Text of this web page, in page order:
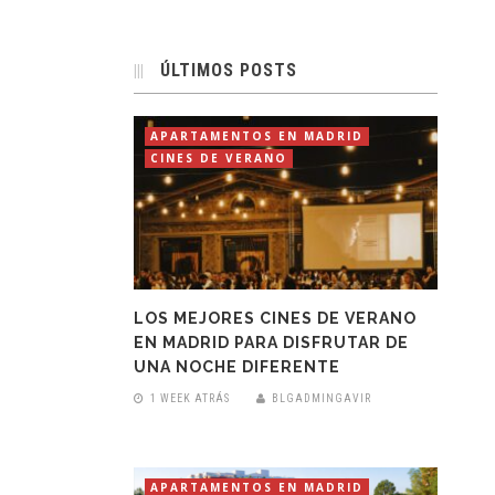
ÚLTIMOS POSTS
APARTAMENTOS EN MADRID
CINES DE VERANO
LOS MEJORES CINES DE VERANO
EN MADRID PARA DISFRUTAR DE
UNA NOCHE DIFERENTE
1 WEEK ATRÁS BLGADMINGAVIR
APARTAMENTOS EN MADRID